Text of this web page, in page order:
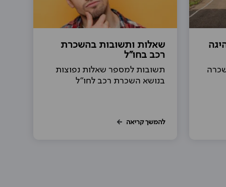
שאלות ותשובות בהשכרת
רכב בחו"ל
תשובות למספר שאלות נפוצות
בנושא השכרת רכב לחו"ל
להמשך קריאה